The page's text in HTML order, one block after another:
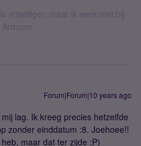
vrijwilliger, maar ik werk niet bij
Forum|Forum|10 years ago
lag. Ik kreeg precies hetzelfde
zonder einddatum :8. Joehoee!!
maar dat ter zijde :P)